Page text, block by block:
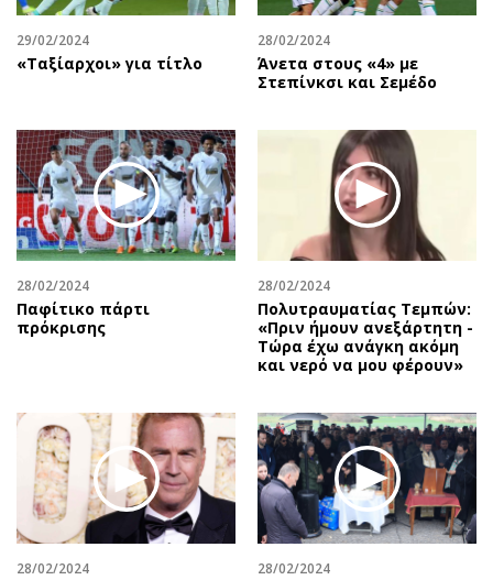
Πολιτισμός
Σινεμά
Εικαστικά
Βιβλίο
Χειρόγραφα
Εκπομπές
Wine routes
Podcasts
Προσφορές
Προσωπικότητες στην ''Κ''
Επιστολές
29/02/2024
«Ταξίαρχοι» για τίτλο
28/02/2024
Άνετα στους «4» με
Στεπίνκσι και Σεμέδο
28/02/2024
Παφίτικο πάρτι
πρόκρισης
28/02/2024
Πολυτραυματίας Τεμπών:
«Πριν ήμουν ανεξάρτητη -
Τώρα έχω ανάγκη ακόμη
και νερό να μου φέρουν»
28/02/2024 28/02/2024